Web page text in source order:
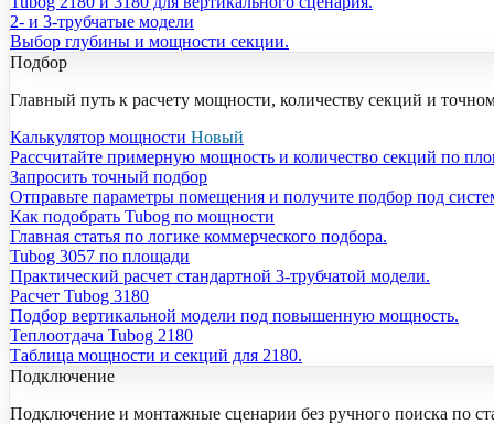
2- и 3-трубчатые модели
Выбор глубины и мощности секции.
Подбор
Главный путь к расчету мощности, количеству секций и
Калькулятор мощности Новый
Рассчитайте примерную мощность и количество секций по
Запросить точный подбор
Отправьте параметры помещения и получите подбор под
Как подобрать Tubog по мощности
Главная статья по логике коммерческого подбора.
Tubog 3057 по площади
Практический расчет стандартной 3-трубчатой модели.
Расчет Tubog 3180
Подбор вертикальной модели под повышенную мощность.
Теплоотдача Tubog 2180
Таблица мощности и секций для 2180.
Подключение
Подключение и монтажные сценарии без ручного поиска по